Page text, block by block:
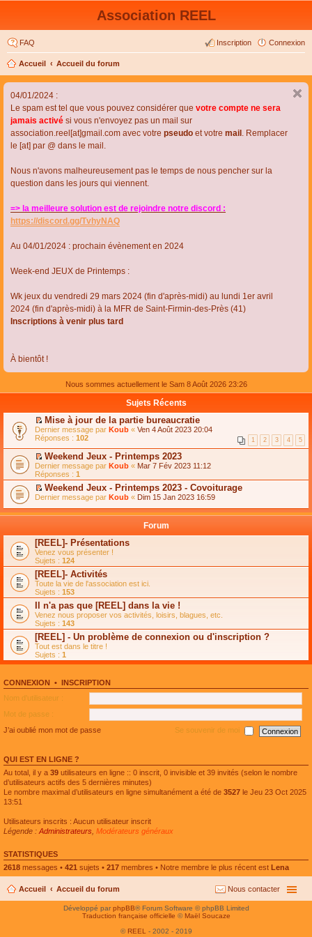
Association REEL
FAQ Connexion
Inscription
Accueil Accueil du forum
04/01/2024 :
Le spam est tel que vous pouvez considérer que votre compte ne sera
jamais activé si vous n'envoyez pas un mail sur
association.reel[at]gmail.com avec votre pseudo et votre mail . Remplacer
le [at] par @ dans le mail.
Nous n'avons malheureusement pas le temps de nous pencher sur la
question dans les jours qui viennent.
=> la meilleure solution est de rejoindre notre discord :
https://discord.gg/TvhyNAQ
Au 04/01/2024 : prochain évènement en 2024
Week-end JEUX de Printemps :
Wk jeux du vendredi 29 mars 2024 (fin d'après-midi) au lundi 1er avril
2024 (fin d'après-midi) à la MFR de Saint-Firmin-des-Près (41)
Inscriptions à venir plus tard
À bientôt !
Nous sommes actuellement le Sam 8 Août 2026 23:26
Sujets Récents
C
o
n
s
u
l
t
e
r
l
e
s
s
a
g
e
n
o
n
l
u
l
e
p
l
u
s
é
c
e
n
t
Mise à jour de la partie bureaucratie
Dernier message par Koub « Ven 4 Août 2023 20:04
Réponses : 102 1 2 3 4 5
C
o
n
s
u
t
l
e
m
e
s
s
a
g
e
n
o
n
l
u
l
e
l
u
s
é
e
Weekend Jeux - Printemps 2023
Dernier message par Koub « Mar 7 Fév 2023 11:12
Réponses : 1
C
n
l
t
e
r
l
e
m
e
s
s
a
g
e
n
o
n
u
l
e
l
s
e
n
t
Weekend Jeux - Printemps 2023 - Covoiturage
Dernier message par Koub « Dim 15 Jan 2023 16:59
Forum
[REEL]- Présentations
Venez vous présenter !
Sujets : 124
[REEL]- Activités
Toute la vie de l'association est ici.
Sujets : 153
Il n'a pas que [REEL] dans la vie !
Venez nous proposer vos activités, loisirs, blagues, etc.
Sujets : 143
[REEL] - Un problème de connexion ou d'inscription ?
Tout est dans le titre !
Sujets : 1
CONNEXION • INSCRIPTION
Nom d’utilisateur :
Mot de passe :
J’ai oublié mon mot de passe
Se souvenir de moi
QUI EST EN LIGNE ?
Au total, il y a 39 utilisateurs en ligne :: 0 inscrit, 0 invisible et 39 invités (selon le nombre
d’utilisateurs actifs des 5 dernières minutes)
Le nombre maximal d’utilisateurs en ligne simultanément a été de 3527 le Jeu 23 Oct 2025
13:51
Utilisateurs inscrits : Aucun utilisateur inscrit
Légende : Administrateurs Modérateurs généraux
STATISTIQUES
2618 messages • 421 sujets • 217 membres • Notre membre le plus récent est Lena
Accueil Accueil du forum Nous contacter
Développé parphpBB® Forum Software © phpBB Limited
Traduction française officielle © Maël Soucaze
© REEL - 2002 - 2019